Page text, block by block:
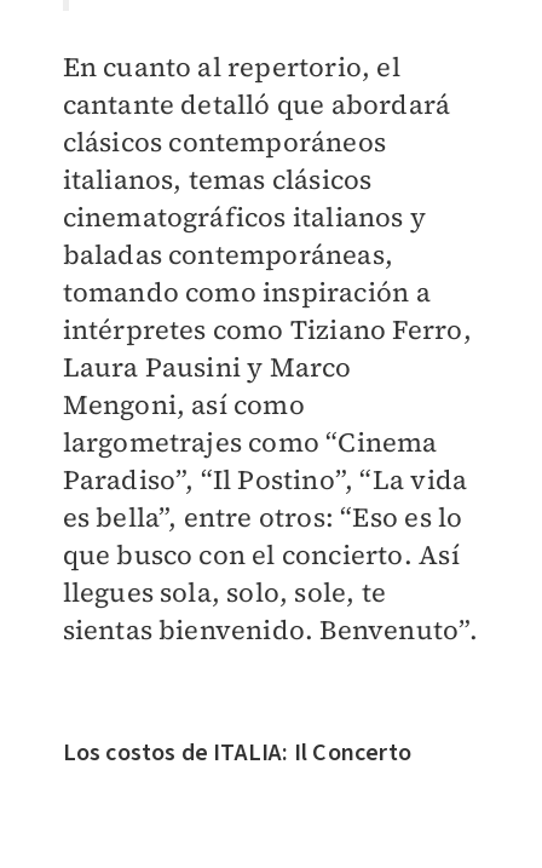
En cuanto al repertorio, el
cantante detalló que abordará
clásicos contemporáneos
italianos, temas clásicos
cinematográficos italianos y
baladas contemporáneas,
tomando como inspiración a
intérpretes como Tiziano Ferro,
Laura Pausini y Marco
Mengoni, así como
largometrajes como “Cinema
Paradiso”, “Il Postino”, “La vida
es bella”, entre otros: “Eso es lo
que busco con el concierto. Así
llegues sola, solo, sole, te
sientas bienvenido. Benvenuto”.
Los costos de ITALIA: Il Concerto